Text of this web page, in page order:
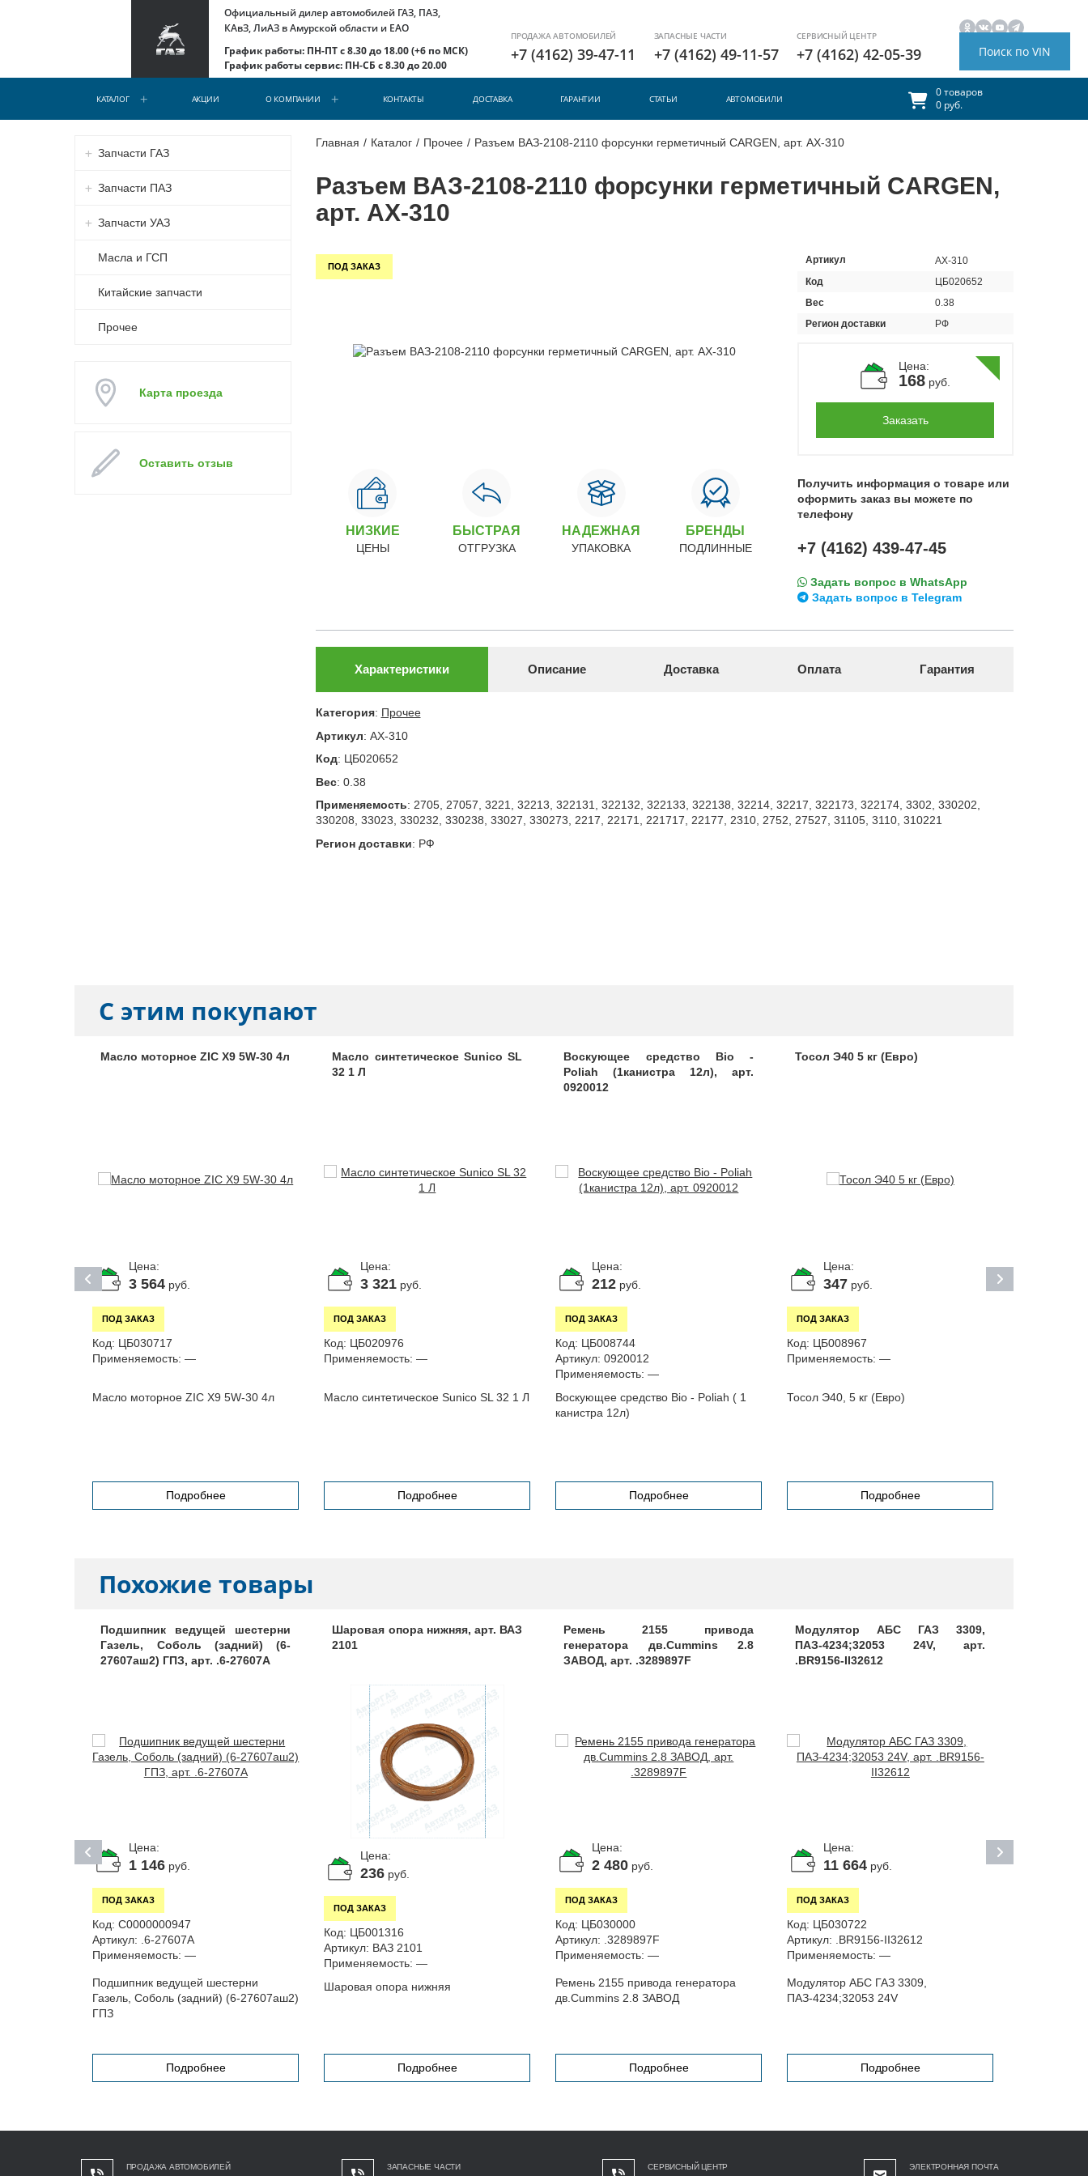
Официальный дилер автомобилей ГАЗ, ПАЗ,
КАвЗ, ЛиАЗ в Амурской области и ЕАО
График работы: ПН-ПТ с 8.30 до 18.00 (+6 по МСК)
График работы сервис: ПН-СБ с 8.30 до 20.00
ПРОДАЖА АВТОМОБИЛЕЙ
+7 (4162) 39-47-11
ЗАПАСНЫЕ ЧАСТИ
+7 (4162) 49-11-57
СЕРВИСНЫЙ ЦЕНТР
+7 (4162) 42-05-39 Поиск по VIN
КАТАЛОГ АКЦИИ О КОМПАНИИ КОНТАКТЫ ДОСТАВКА ГАРАНТИИ СТАТЬИ АВТОМОБИЛИ
0 товаров
0 руб.
Главная / Каталог / Прочее / Разъем ВАЗ-2108-2110 форсунки герметичный CARGEN, арт. AX-310
Разъем ВАЗ-2108-2110 форсунки герметичный CARGEN,
арт. AX-310
Запчасти ГАЗ
Запчасти ПАЗ
Запчасти УАЗ
Масла и ГСП
Китайские запчасти
Прочее
Карта проезда
Оставить отзыв
ПОД ЗАКАЗ
НИЗКИЕ
ЦЕНЫ
БЫСТРАЯ
ОТГРУЗКА
НАДЕЖНАЯ
УПАКОВКА
БРЕНДЫ
ПОДЛИННЫЕ
Артикул
AX-310
Код
ЦБ020652
Вес
0.38
Регион доставки
РФ
Цена:
168руб.
Заказать
Получить информация о товаре или
оформить заказ вы можете по
телефону
+7 (4162) 439-47-45
Задать вопрос в WhatsApp
Задать вопрос в Telegram
Характеристики Описание Доставка Оплата Гарантия
Категория: Прочее
Артикул: AX-310
Код: ЦБ020652
Вес: 0.38
Применяемость: 2705, 27057, 3221, 32213, 322131, 322132, 322133, 322138, 32214, 32217, 322173, 322174, 3302, 330202,
330208, 33023, 330232, 330238, 33027, 330273, 2217, 22171, 221717, 22177, 2310, 2752, 27527, 31105, 3110, 310221
Регион доставки: РФ
С этим покупают
Масло моторное ZIC X9 5W-30 4л
Цена:
3 564 руб.
ПОД ЗАКАЗ
Код: ЦБ030717
Применяемость: —
Масло моторное ZIC X9 5W-30 4л
Подробнее
Масло синтетическое Sunico SL
32 1 Л
Цена:
3 321 руб.
ПОД ЗАКАЗ
Код: ЦБ020976
Применяемость: —
Масло синтетическое Sunico SL 32 1 Л
Подробнее
Воскующее средство Bio -
Poliah (1канистра 12л), арт.
0920012
Цена:
212 руб.
ПОД ЗАКАЗ
Код: ЦБ008744
Артикул: 0920012
Применяемость: —
Воскующее средство Bio - Poliah ( 1
канистра 12л)
Подробнее
Тосол Э40 5 кг (Евро)
Цена:
347 руб.
ПОД ЗАКАЗ
Код: ЦБ008967
Применяемость: —
Тосол Э40, 5 кг (Евро)
Подробнее
Похожие товары
Подшипник ведущей шестерни
Газель, Соболь (задний) (6-
27607аш2) ГПЗ, арт. .6-27607А
Цена:
1 146 руб.
ПОД ЗАКАЗ
Код: С0000000947
Артикул: .6-27607А
Применяемость: —
Подшипник ведущей шестерни
Газель, Соболь (задний) (6-27607аш2)
ГПЗ
Подробнее
Шаровая опора нижняя, арт. ВАЗ
2101
Цена:
236 руб.
ПОД ЗАКАЗ
Код: ЦБ001316
Артикул: ВАЗ 2101
Применяемость: —
Шаровая опора нижняя
Подробнее
Ремень 2155 привода
генератора дв.Cummins 2.8
ЗАВОД, арт. .3289897F
Цена:
2 480 руб.
ПОД ЗАКАЗ
Код: ЦБ030000
Артикул: .3289897F
Применяемость: —
Ремень 2155 привода генератора
дв.Cummins 2.8 ЗАВОД
Подробнее
Модулятор АБС ГАЗ 3309,
ПАЗ-4234;32053 24V, арт.
.BR9156-II32612
Цена:
11 664 руб.
ПОД ЗАКАЗ
Код: ЦБ030722
Артикул:
.BR9156-II32612
Применяемость: —
Модулятор АБС ГАЗ 3309,
ПАЗ-4234;32053 24V
Подробнее
ПРОДАЖА АВТОМОБИЛЕЙ ЗАПАСНЫЕ ЧАСТИ СЕРВИСНЫЙ ЦЕНТР ЭЛЕКТРОННАЯ ПОЧТА